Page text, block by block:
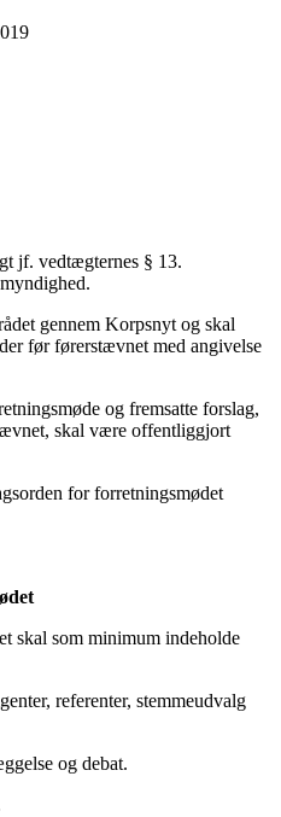
jf. vedtægternes § 13.
gennem Korpsnyt og skal
før førerstævnet med angivelse
og fremsatte forslag,
skal være offentliggjort
for forretningsmødet
skal som minimum indeholde
referenter, stemmeudvalg
og debat.